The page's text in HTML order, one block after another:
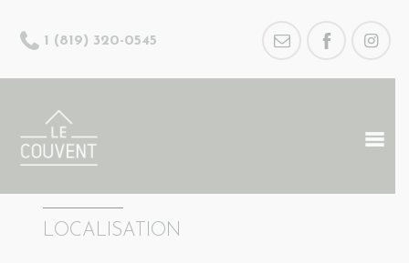
1 (819) 320-0545
LOCALISATION